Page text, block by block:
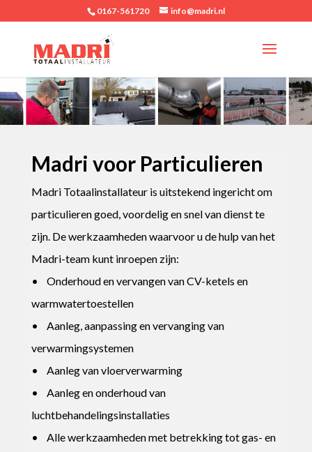
0167-561720 info@madri.nl
Madri voor Particulieren
Madri Totaalinstallateur is uitstekend ingericht om
particulieren goed, voordelig en snel van dienst te
zijn. De werkzaamheden waarvoor u de hulp van het
Madri-team kunt inroepen zijn:
• Onderhoud en vervangen van CV-ketels en
warmwatertoestellen
• Aanleg, aanpassing en vervanging van
verwarmingsystemen
• Aanleg van vloerverwarming
• Aanleg en onderhoud van
luchtbehandelingsinstallaties
• Alle werkzaamheden met betrekking tot gas- en